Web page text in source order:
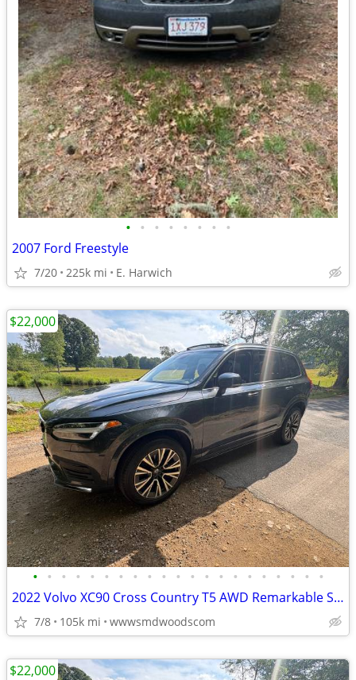
• • • • • • • •
2007 Ford Freestyle
7/20 225k mi E. Harwich
• • • • • • • • • • • • • • • • • • • • •
2022 Volvo XC90 Cross Country T5 AWD Remarkable Shape!
7/8 105k mi wwwsmdwoodscom
$22,000
$22,000